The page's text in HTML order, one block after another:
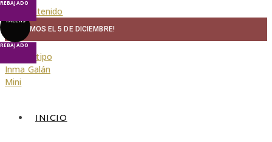
Ir al contenido
¡VOLVEMOS EL 5 DE DICIEMBRE!
INICIO
TALLAS
REBAJADO
REBAJADO
REBAJADO